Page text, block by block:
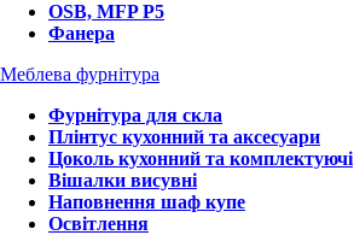
OSB, MFP P5
Фанера
Меблева фурнітура
Фурнітура для скла
Плінтус кухонний та аксесуари
Цоколь кухонний та комплектуючі
Вішалки висувні
Наповнення шаф купе
Освітлення